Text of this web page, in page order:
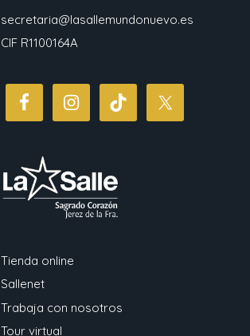
secretaria@lasallemundonuevo.es
CIF R1100164A
Tienda online
Sallenet
Trabaja con nosotros
Tour virtual